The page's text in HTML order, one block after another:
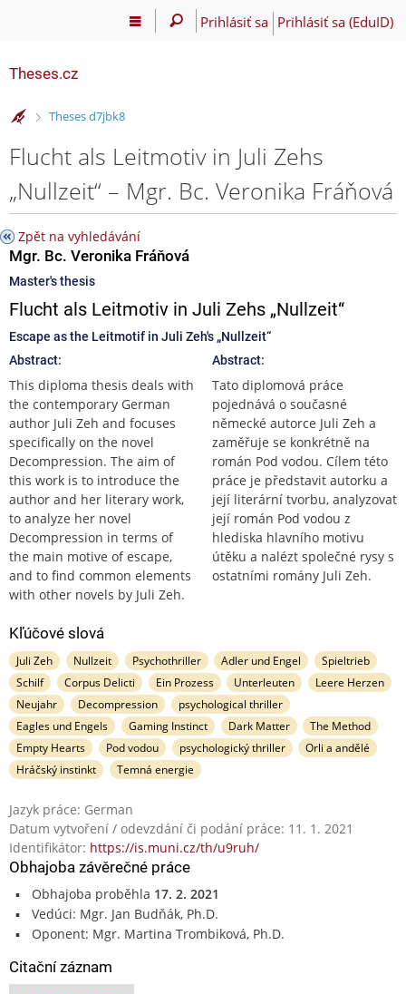
Prihlásiť sa Prihlásiť sa (EduID)
Theses.cz
>
Theses d7jbk8
Flucht als Leitmotiv in Juli Zehs
„Nullzeit“ – Mgr. Bc. Veronika Fráňová
Zpět na vyhledávání
Mgr. Bc. Veronika Fráňová
Master's thesis
Flucht als Leitmotiv in Juli Zehs „Nullzeit“
Escape as the Leitmotif in Juli Zeh's „Nullzeit“
Abstract:
This diploma thesis deals with
the contemporary German
author Juli Zeh and focuses
specifically on the novel
Decompression. The aim of
this work is to introduce the
author and her literary work,
to analyze her novel
Decompression in terms of
the main motive of escape,
and to find common elements
with other novels by Juli Zeh.
Abstract:
Tato diplomová práce
pojednává o současné
německé autorce Juli Zeh a
zaměřuje se konkrétně na
román Pod vodou. Cílem této
práce je představit autorku a
její literární tvorbu, analyzovat
její román Pod vodou z
hlediska hlavního motivu
útěku a nalézt společné rysy s
ostatními romány Juli Zeh.
Kľúčové slová
Juli Zeh Nullzeit Psychothriller Adler und Engel
Spieltrieb
Schilf
Corpus Delicti Ein Prozess Unterleuten
Leere Herzen
Neujahr
Decompression
psychological thriller
Eagles und Engels
Gaming Instinct Dark Matter
The Method
Empty Hearts
Pod vodou psychologický thriller
Orli a andělé
Hráčský instinkt
Temná energie
Jazyk práce: German
Datum vytvoření / odevzdání či podání práce: 11. 1. 2021
Identifikátor: https://is.muni.cz/th/u9ruh/
Obhajoba závěrečné práce
Obhajoba proběhla 17. 2. 2021
Vedúci: Mgr. Jan Budňák, Ph.D.
Oponent: Mgr. Martina Trombiková, Ph.D.
Citační záznam